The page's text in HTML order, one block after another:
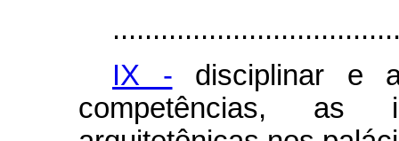
IX - disciplinar e
competências, as